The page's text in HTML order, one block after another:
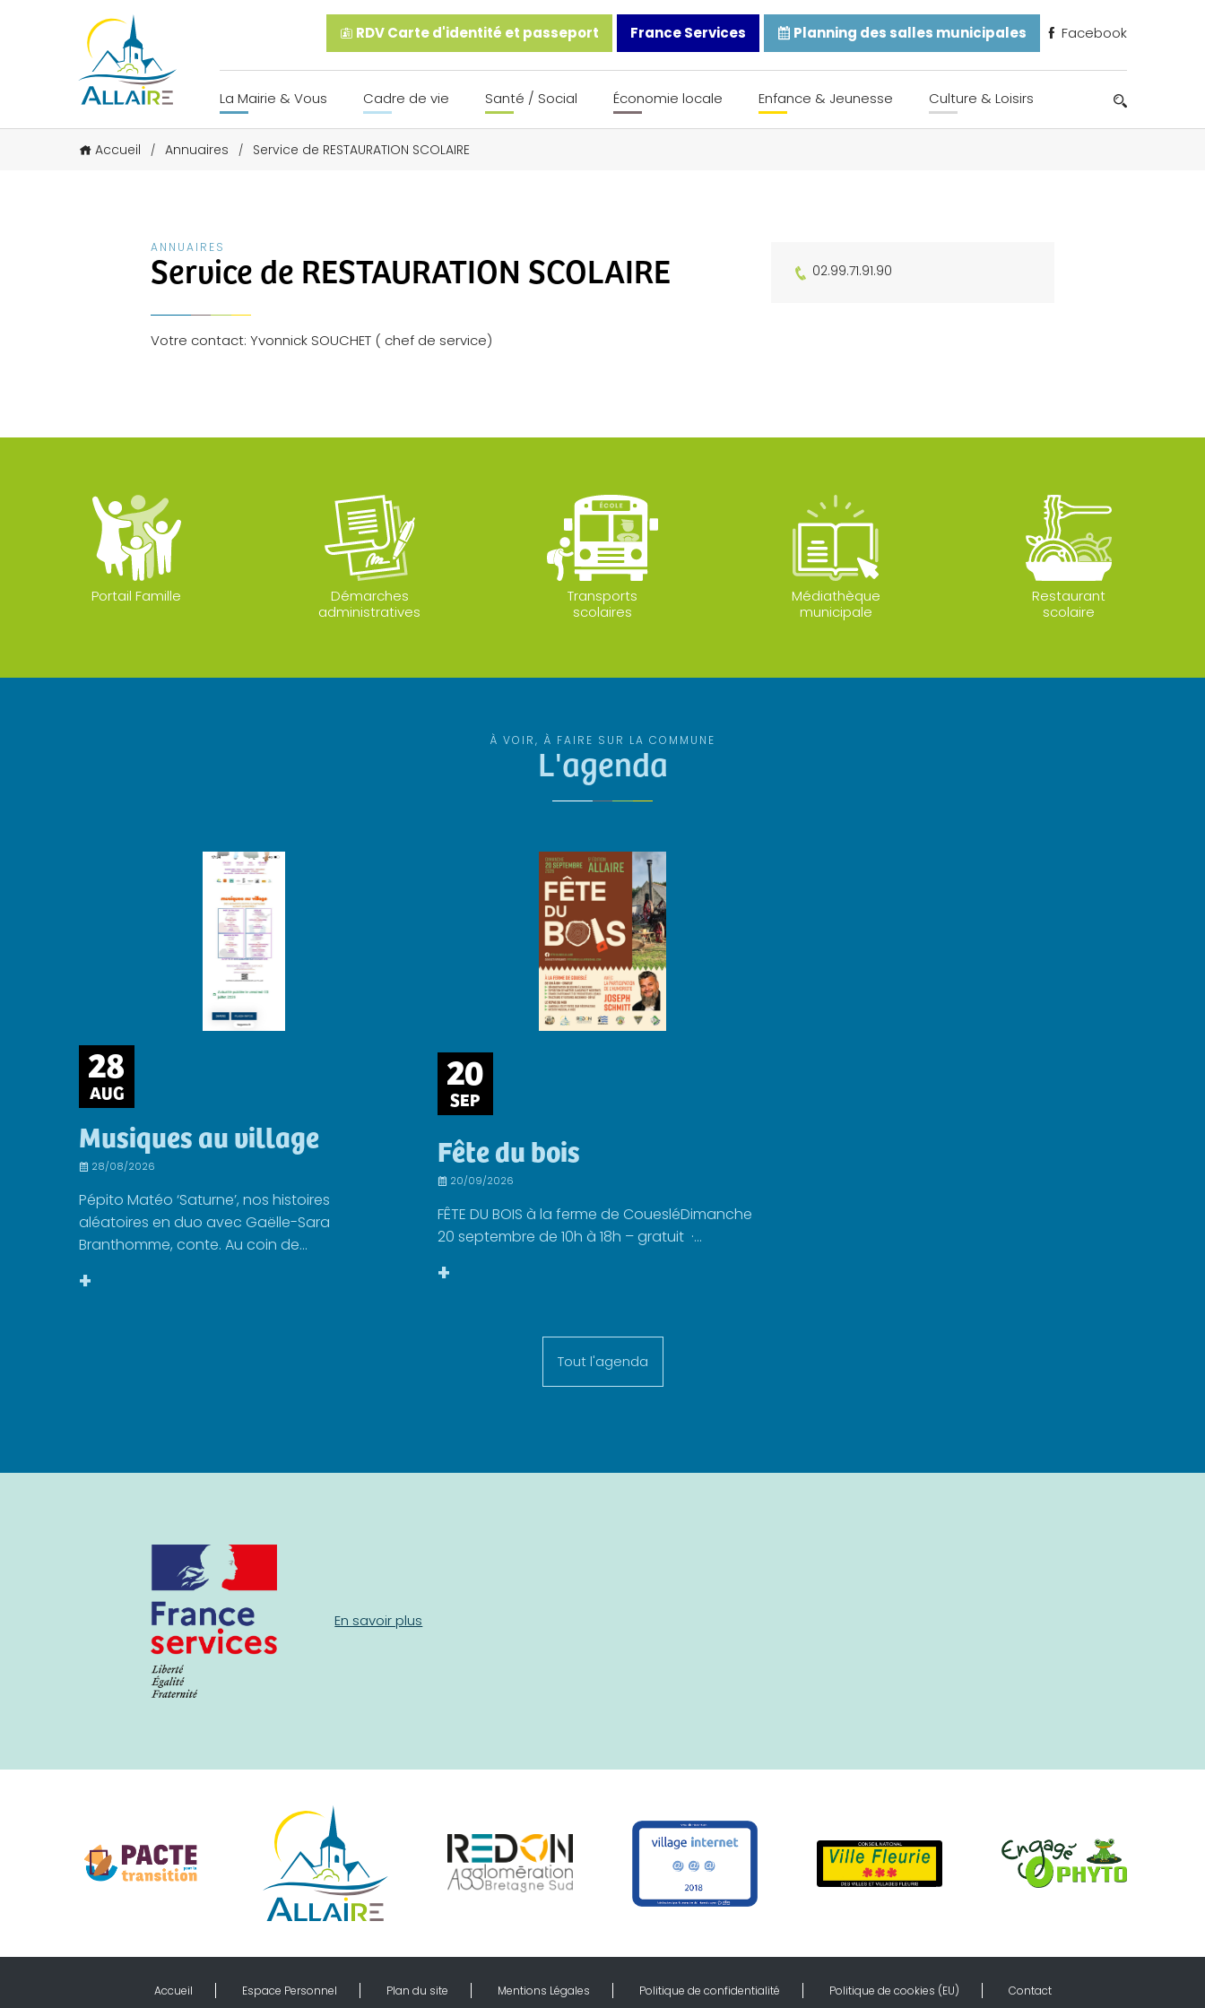
RDV Carte d'identité et passeport France Services Planning des salles municipales Facebook
La Mairie & Vous Cadre de vie Santé / Social Économie locale Enfance & Jeunesse Culture & Loisirs
Accueil / Annuaires / Service de RESTAURATION SCOLAIRE
ANNUAIRES
Service de RESTAURATION SCOLAIRE
Votre contact: Yvonnick SOUCHET ( chef de service)
02.99.71.91.90
Portail Famille
Démarches
administratives
Transports
scolaires
Médiathèque
municipale
Restaurant
scolaire
À VOIR, À FAIRE SUR LA COMMUNE
L'agenda
28
AUG
Musiques au village
28/08/2026
Pépito Matéo ‘Saturne’, nos histoires
aléatoires en duo avec Gaëlle-Sara
Branthomme, conte. Au coin de...
+
20
SEP
Fête du bois
20/09/2026
FÊTE DU BOIS à la ferme de CouesléDimanche
20 septembre de 10h à 18h – gratuit ·...
+
Tout l'agenda
En savoir plus
Accueil Espace Personnel Plan du site Mentions Légales Politique de confidentialité Politique de cookies (EU) Contact